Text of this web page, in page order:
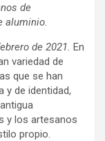
de
aluminio.
de 2021. En
variedad de
que se han
y de identidad,
y los artesanos
propio.